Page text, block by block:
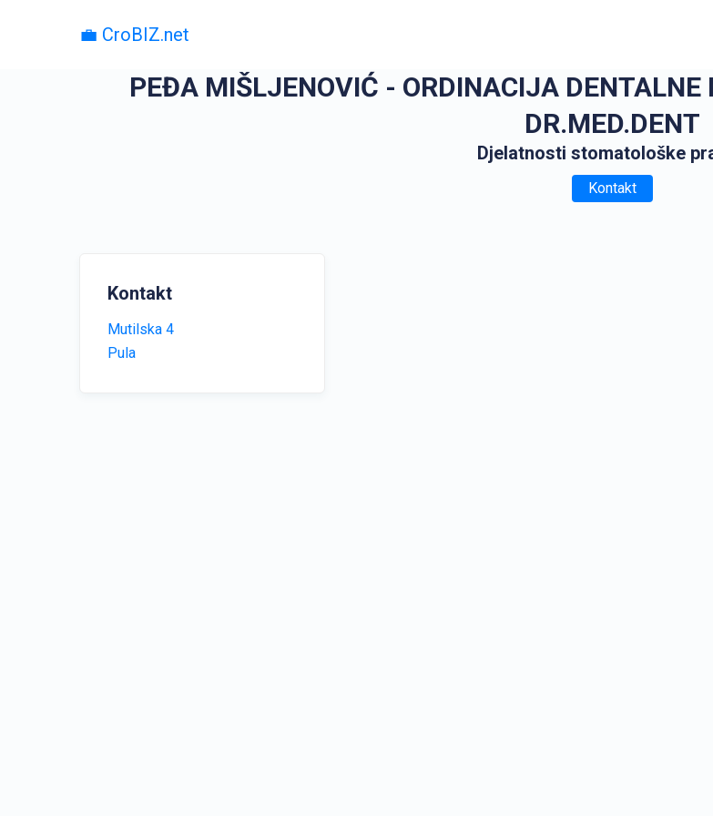
💼 CroBIZ.net
PEĐA MIŠLJENOVIĆ - ORDINACIJA
DR.MED.DENT
Djelatnosti stomatološke
Kontakt
Kontakt
Mutilska 4
Pula